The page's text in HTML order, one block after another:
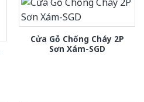
Cửa Gỗ Chống Cháy 2P
Sơn Xám-SGD